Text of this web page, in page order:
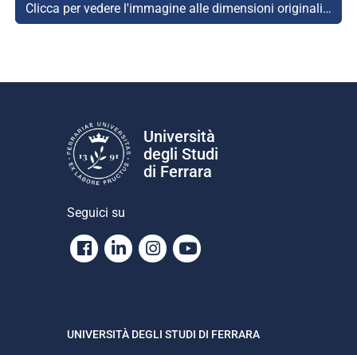
Clicca per vedere l'immagine alle dimensioni originali…
Università
degli Studi
di Ferrara
Seguici su
Facebook
LinkedinInstagram
Youtube
UNIVERSITÀ DEGLI STUDI DI FERRARA